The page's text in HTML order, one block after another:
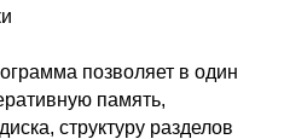
позволяет в один
память,
структуру разделов